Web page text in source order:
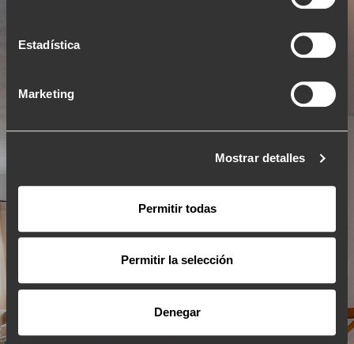
Estadística
Marketing
Mostrar detalles
Permitir todas
Permitir la selección
Denegar
Binibèquer Vell